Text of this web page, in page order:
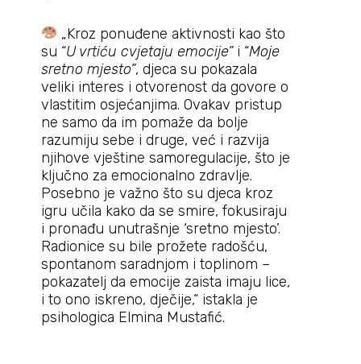
„Kroz ponuđene aktivnosti kao što
su “U vrtiću cvjetaju emocije”i “Moje
sretno mjesto”, djeca su pokazala
veliki interes i otvorenost da govore o
vlastitim osjećanjima. Ovakav pristup
ne samo da im pomaže da bolje
razumiju sebe i druge, već i razvija
njihove vještine samoregulacije, što je
ključno za emocionalno zdravlje.
Posebno je važno što su djeca kroz
igru učila kako da se smire, fokusiraju
i pronađu unutrašnje ‘sretno mjesto’.
Radionice su bile prožete radošću,
spontanom saradnjom i toplinom –
pokazatelj da emocije zaista imaju lice,
i to ono iskreno, dječije,“ istakla je
psihologica Elmina Mustafić.